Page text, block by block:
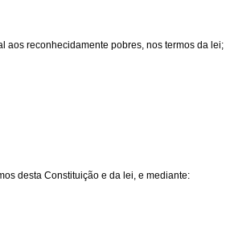
aos reconhecidamente pobres, nos termos da lei;
desta Constituição e da lei, e mediante: